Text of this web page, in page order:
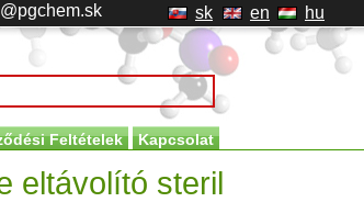
sk en hu
Feltételek Kapcsolat
eltávolító steril